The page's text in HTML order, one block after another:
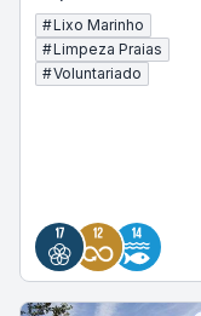
ribeirinhas
#Lixo Marinho
#Limpeza Praias
#Voluntariado